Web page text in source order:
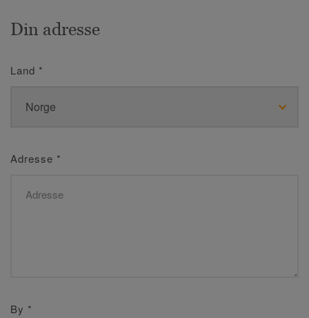
Din adresse
Land *
Adresse *
By *